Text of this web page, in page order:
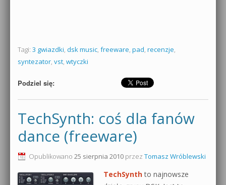
Tagi: 3 gwiazdki, dsk music, freeware, pad, recenzje,
syntezator, vst, wtyczki
Podziel się:
TechSynth: coś dla fanów
dance (freeware)
Opublikowano 25 sierpnia 2010 przez Tomasz Wróblewski
TechSynthto najnowsze